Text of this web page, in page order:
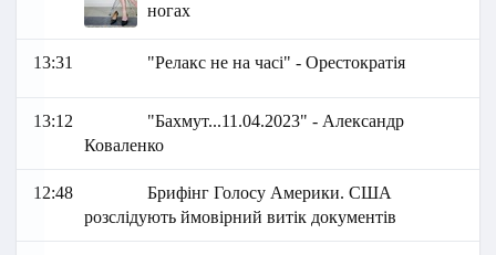
ногах
13:31 "Релакс не на часі" - Орестократія
13:12
"Бахмут...11.04.2023" - Александр
Коваленко
12:48
Брифінг Голосу Америки. США
розслідують ймовірний витік документів